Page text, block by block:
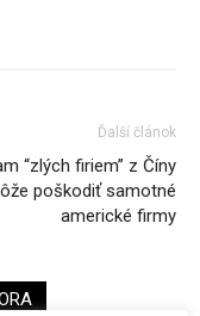
Ďalší článok
“zlých firiem” z Číny
poškodiť samotné
americké firmy